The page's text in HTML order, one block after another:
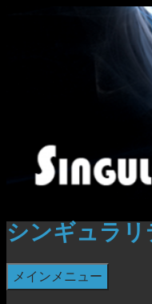
プ
シンギュラ
検メインメニュー